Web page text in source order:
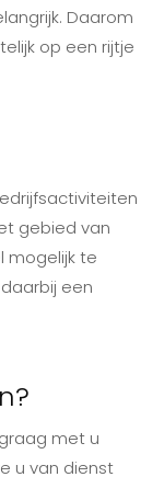
Daarom
op een rijtje
gebied van
mogelijk te
een
met u
u van dienst